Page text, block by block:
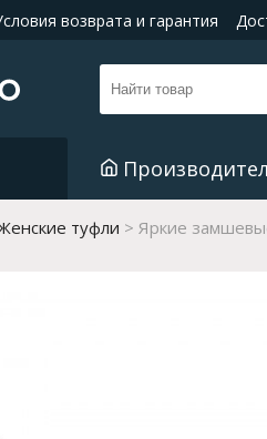
возврата и гарантия
туфли Яркие